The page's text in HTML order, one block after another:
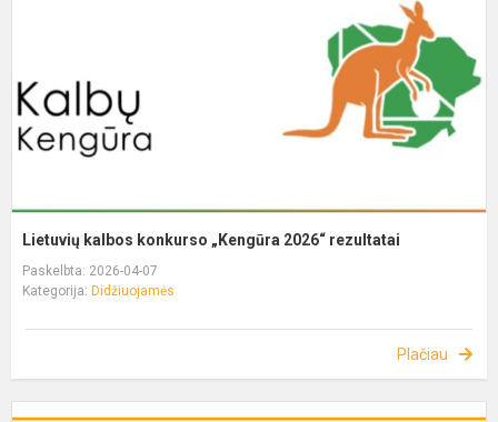
Lietuvių kalbos konkurso „Kengūra 2026“ rezultatai
Paskelbta: 2026-04-07
Kategorija: Didžiuojamės
Plačiau